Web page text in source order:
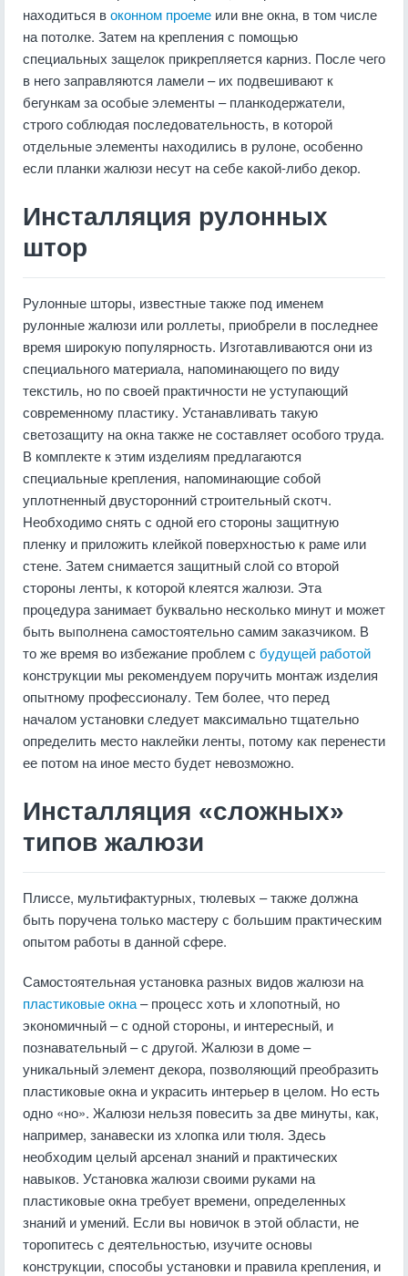
находиться воконном проеме или вне окна, в том числе
на потолке. Затем на крепления с помощью
специальных защелок прикрепляется карниз. После чего
в него заправляются ламели – их подвешивают к
бегункам за особые элементы – планкодержатели,
строго соблюдая последовательность, в которой
отдельные элементы находились в рулоне, особенно
если планки жалюзи несут на себе какой-либо декор.
Инсталляция рулонных
штор
Рулонные шторы, известные также под именем
рулонные жалюзи или роллеты, приобрели в последнее
время широкую популярность. Изготавливаются они из
специального материала, напоминающего по виду
текстиль, но по своей практичности не уступающий
современному пластику. Устанавливать такую
светозащиту на окна также не составляет особого труда.
В комплекте к этим изделиям предлагаются
специальные крепления, напоминающие собой
уплотненный двусторонний строительный скотч.
Необходимо снять с одной его стороны защитную
пленку и приложить клейкой поверхностью к раме или
стене. Затем снимается защитный слой со второй
стороны ленты, к которой клеятся жалюзи. Эта
процедура занимает буквально несколько минут и может
быть выполнена самостоятельно самим заказчиком. В
то же время во избежание проблем с будущей работой
конструкции мы рекомендуем поручить монтаж изделия
опытному профессионалу. Тем более, что перед
началом установки следует максимально тщательно
определить место наклейки ленты, потому как перенести
ее потом на иное место будет невозможно.
Инсталляция «сложных»
типов жалюзи
Плиссе, мультифактурных, тюлевых – также должна
быть поручена только мастеру с большим практическим
опытом работы в данной сфере.
Самостоятельная установка разных видов жалюзи на
пластиковые окна– процесс хоть и хлопотный, но
экономичный – с одной стороны, и интересный, и
познавательный – с другой. Жалюзи в доме –
уникальный элемент декора, позволяющий преобразить
пластиковые окна и украсить интерьер в целом. Но есть
одно «но». Жалюзи нельзя повесить за две минуты, как,
например, занавески из хлопка или тюля. Здесь
необходим целый арсенал знаний и практических
навыков. Установка жалюзи своими руками на
пластиковые окна требует времени, определенных
знаний и умений. Если вы новичок в этой области, не
торопитесь с деятельностью, изучите основы
конструкции, способы установки и правила крепления, и